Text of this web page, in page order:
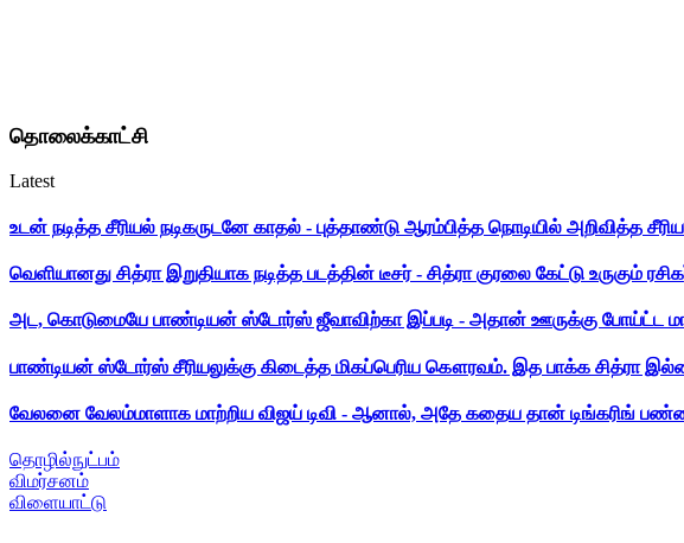
தொலைக்காட்சி
Latest
உடன் நடித்த சீரியல் நடிகருடனே காதல் - புத்தாண்டு ஆரம்பித்த நொடியில் அறிவித்த
வெளியானது சித்ரா இறுதியாக நடித்த படத்தின் டீசர் - சித்ரா குரலை கேட்டு உருகும்
அட, கொடுமையே பாண்டியன் ஸ்டோர்ஸ் ஜீவாவிற்கா இப்படி - அதான் ஊருக்கு போய்ட்ட
பாண்டியன் ஸ்டோர்ஸ் சீரியலுக்கு கிடைத்த மிகப்பெரிய கௌரவம். இத பாக்க சித்ரா
வேலனை வேலம்மாளாக மாற்றிய விஜய் டிவி - ஆனால், அதே கதைய தான் டிங்கரிங்
தொழில்நுட்பம்
விமர்சனம்
விளையாட்டு